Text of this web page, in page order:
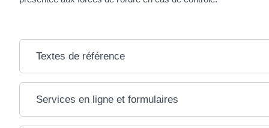
Textes de référence
Services en ligne et formulaires